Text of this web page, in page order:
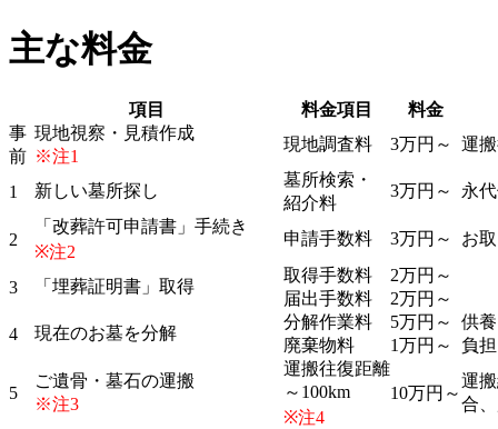
主な料金
項目 料金項目
料金
事
前
現地視察・見積作成
※注1
現地調査料 3万円～ 運
1 新しい墓所探し
墓所検索・
紹介料
3万円～ 永
2
「改葬許可申請書」手続き
※注2
申請手数料 3万円～ お
3 「埋葬証明書」取得
取得手数料
2万円～
届出手数料
2万円～
4
現在のお墓を分解
分解作業料 5万円～
供
負
廃棄物料 1万円～
5
ご遺骨・墓石の運搬
※注3
運搬往復距離
～100km
※注4
10万円～
運
合